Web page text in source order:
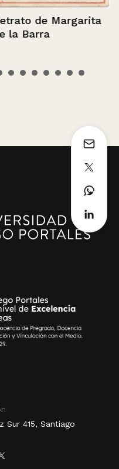
de Margarita
la Barra
Sur 415, Santiago